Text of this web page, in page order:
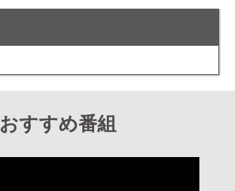
おすすめ番組